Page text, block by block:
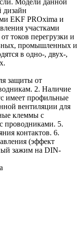
EKF PROxima и
участками
токов перегрузки и
промышленных и
в одно-, двух-,
защиты от
2. Наличие
имеет профильные
вентиляции для
клеммы с
проводниками. 5.
контактов. 6.
(эффект
зажим на DIN-